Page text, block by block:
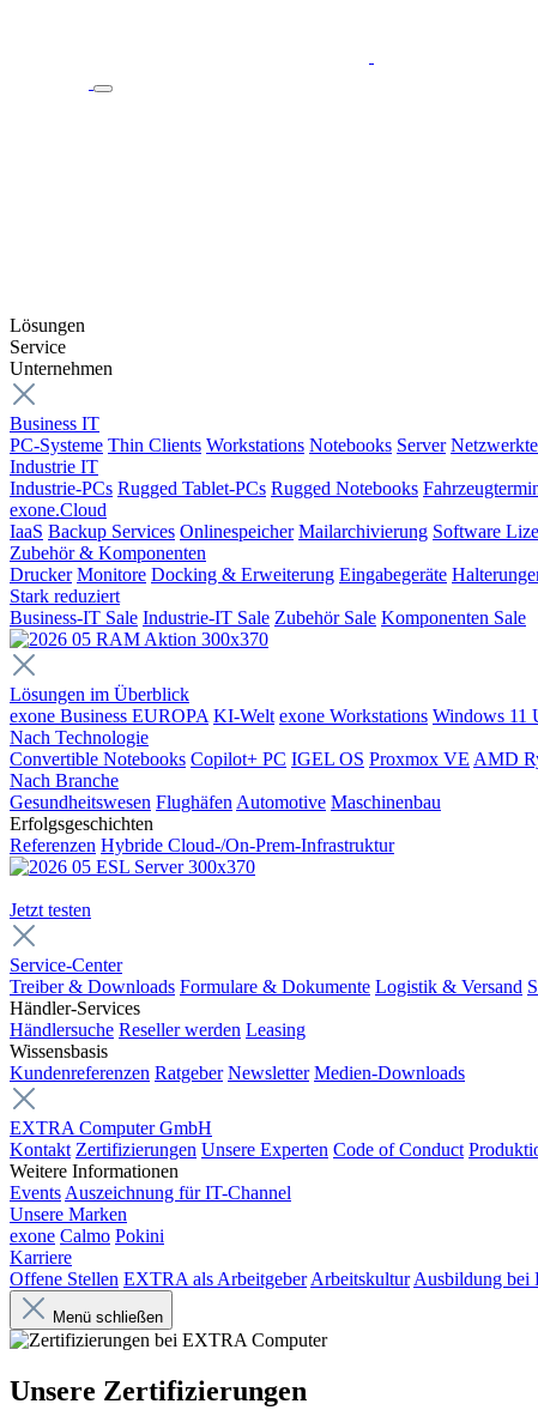
Lösungen
Service
Unternehmen
Business IT
PC-Systeme Thin Clients Workstations Notebooks Server
Industrie IT
Industrie-PCs Rugged Tablet-PCs Rugged Notebooks
exone.Cloud
IaaS Backup Services Onlinespeicher Mailarchivierung Software
Zubehör & Komponenten
Drucker Monitore Docking & Erweiterung Eingabegeräte
Stark reduziert
Business-IT Sale Industrie-IT Sale Zubehör Sale Komponenten Sale
Lösungen im Überblick
exone Business EUROPA KI-Welt exone Workstations Windows 11
Nach Technologie
Convertible Notebooks Copilot+ PC IGEL OS Proxmox VE AMD
Nach Branche
Gesundheitswesen Flughäfen Automotive Maschinenbau
Erfolgsgeschichten
Referenzen Hybride Cloud-/On-Prem-Infrastruktur
Jetzt testen
Service-Center
Treiber & Downloads Formulare & Dokumente Logistik & Versand
Händler-Services
Händlersuche Reseller werden Leasing
Wissensbasis
Kundenreferenzen Ratgeber Newsletter Medien-Downloads
EXTRA Computer GmbH
Kontakt Zertifizierungen Unsere Experten Code of Conduct
Weitere Informationen
Events Auszeichnung für IT-Channel
Unsere Marken
exone Calmo Pokini
Karriere
Offene Stellen EXTRA als Arbeitgeber Arbeitskultur Ausbildung bei
Menü schließen
Unsere Zertifizierungen